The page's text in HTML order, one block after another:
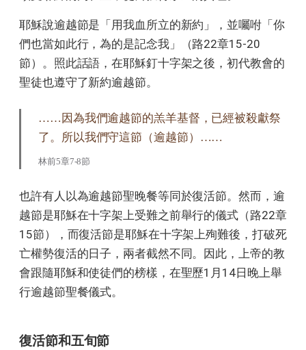
耶穌說逾越節是「用我血所立的新約」，並囑咐「你
們也當如此行，為的是記念我」（路22章15-20
節）。照此話語，在耶穌釘十字架之後，初代教會的
聖徒也遵守了新約逾越節。
……因為我們逾越節的羔羊基督，已經被殺獻祭
了。所以我們守這節（逾越節）……
林前5章7-8節
也許有人以為逾越節聖晚餐等同於復活節。然而，逾
越節是耶穌在十字架上受難之前舉行的儀式（路22章
15節），而復活節是耶穌在十字架上殉難後，打破死
亡權勢復活的日子，兩者截然不同。因此，上帝的教
會跟隨耶穌和使徒們的榜樣，在聖歷1月14日晚上舉
行逾越節聖餐儀式。
復活節和五旬節